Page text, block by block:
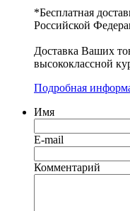
*Бесплатная
Российской
Доставка Ваших
высококлассной
Подробная
Имя
E-mail
Комментарий